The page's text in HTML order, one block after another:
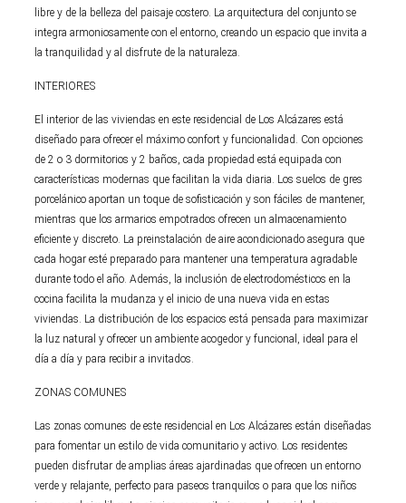
libre y de la belleza del paisaje costero. La arquitectura del conjunto se
integra armoniosamente con el entorno, creando un espacio que invita a
la tranquilidad y al disfrute de la naturaleza.
INTERIORES
El interior de las viviendas en este residencial de Los Alcázares está
diseñado para ofrecer el máximo confort y funcionalidad. Con opciones
de 2 o 3 dormitorios y 2 baños, cada propiedad está equipada con
características modernas que facilitan la vida diaria. Los suelos de gres
porcelánico aportan un toque de sofisticación y son fáciles de mantener,
mientras que los armarios empotrados ofrecen un almacenamiento
eficiente y discreto. La preinstalación de aire acondicionado asegura que
cada hogar esté preparado para mantener una temperatura agradable
durante todo el año. Además, la inclusión de electrodomésticos en la
cocina facilita la mudanza y el inicio de una nueva vida en estas
viviendas. La distribución de los espacios está pensada para maximizar
la luz natural y ofrecer un ambiente acogedor y funcional, ideal para el
día a día y para recibir a invitados.
ZONAS COMUNES
Las zonas comunes de este residencial en Los Alcázares están diseñadas
para fomentar un estilo de vida comunitario y activo. Los residentes
pueden disfrutar de amplias áreas ajardinadas que ofrecen un entorno
verde y relajante, perfecto para paseos tranquilos o para que los niños